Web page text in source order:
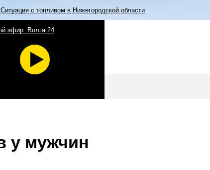
Ситуация с топливом в Нижегородской области
эфир. Волга 24
у мужчин